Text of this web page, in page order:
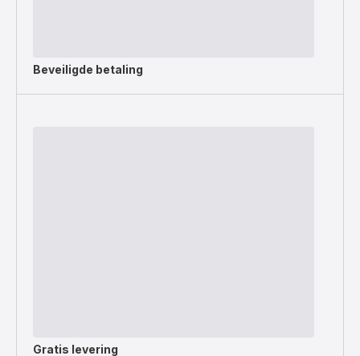
Beveiligde betaling
Gratis levering